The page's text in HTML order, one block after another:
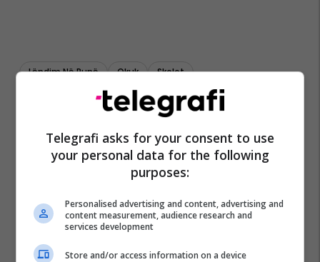
Lëndim Në Punë Qkuk Skelet
Telegrafi asks for your consent to use
your personal data for the following
purposes:
Personalised advertising and content, advertising and
content measurement, audience research and
services development
Store and/or access information on a device